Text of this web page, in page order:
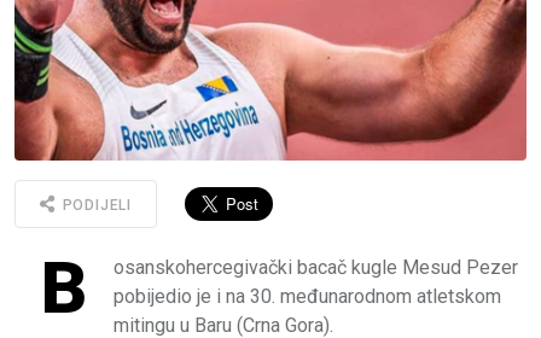
PODIJELI
B
osanskohercegivački bacač kugle Mesud Pezer
pobijedio je i na 30. međunarodnom atletskom
mitingu u Baru (Crna Gora).